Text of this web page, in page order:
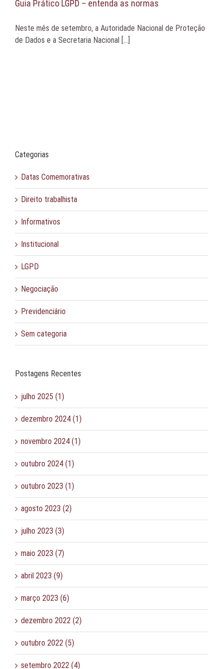
Guia Prático LGPD – entenda as normas
Neste mês de setembro, a Autoridade Nacional de Proteção
de Dados e a Secretaria Nacional [...]
Categorias
Datas Comemorativas
Direito trabalhista
Informativos
Institucional
LGPD
Negociação
Previdenciário
Sem categoria
Postagens Recentes
julho 2025 (1)
dezembro 2024 (1)
novembro 2024 (1)
outubro 2024 (1)
outubro 2023 (1)
agosto 2023 (2)
julho 2023 (3)
maio 2023 (7)
abril 2023 (9)
março 2023 (6)
dezembro 2022 (2)
outubro 2022 (5)
setembro 2022 (4)